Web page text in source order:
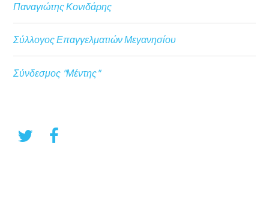
Παναγιώτης Κονιδάρης
Σύλλογος Επαγγελματιών Μεγανησίου
Σύνδεσμος "Μέντης"